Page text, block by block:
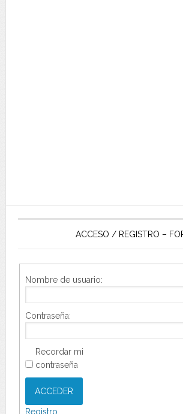
ACCESO / REGISTRO –
Nombre de usuario:
Contraseña:
Recordar mi
contraseña
ACCEDER
Registro